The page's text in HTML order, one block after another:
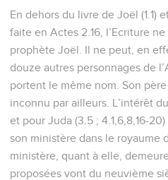
En dehors du livre de Joël (1.1)
faite en Actes 2.16, l’Ecriture
prophète Joël. Il ne peut, en
douze autres personnages de
portent le même nom. Son père
inconnu par ailleurs. L’intérêt
et pour Juda (3.5 ; 4.1,6,8,16-
son ministère dans le royaume
ministère, quant à elle,
proposées vont du neuvième